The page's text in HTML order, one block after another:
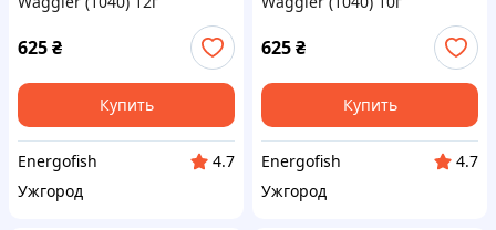
625₴
Купить
Energofish
4.7
Ужгород
625₴
Купить
Energofish
4.7
Ужгород